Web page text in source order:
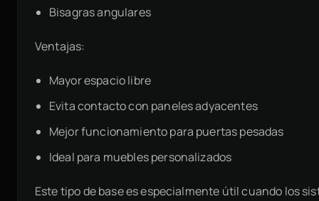
Bisagras angulares
Ventajas:
Mayor espacio libre
Evita contacto con paneles adyacentes
Mejor funcionamiento para puertas pesadas
Ideal para muebles personalizados
Este tipo de base es especialmente útil cuando los